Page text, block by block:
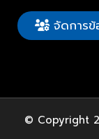
จัดการข้
© Copyright